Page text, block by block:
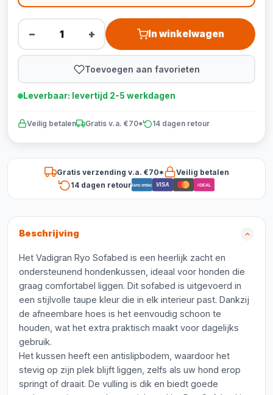
− + In winkelwagen
Toevoegen aan favorieten
Leverbaar: levertijd 2-5 werkdagen
Veilig betalen Gratis v.a. €70* 14 dagen retour
Gratis verzending v.a. €70*
Veilig betalen
14 dagen retourBancontact VISA iDEAL
Beschrijving
Het Vadigran Ryo Sofabed is een heerlijk zacht en
ondersteunend hondenkussen, ideaal voor honden die
graag comfortabel liggen. Dit sofabed is uitgevoerd in
een stijlvolle taupe kleur die in elk interieur past. Dankzij
de afneembare hoes is het eenvoudig schoon te
houden, wat het extra praktisch maakt voor dagelijks
gebruik.
Het kussen heeft een antislipbodem, waardoor het
stevig op zijn plek blijft liggen, zelfs als uw hond erop
springt of draait. De vulling is dik en biedt goede